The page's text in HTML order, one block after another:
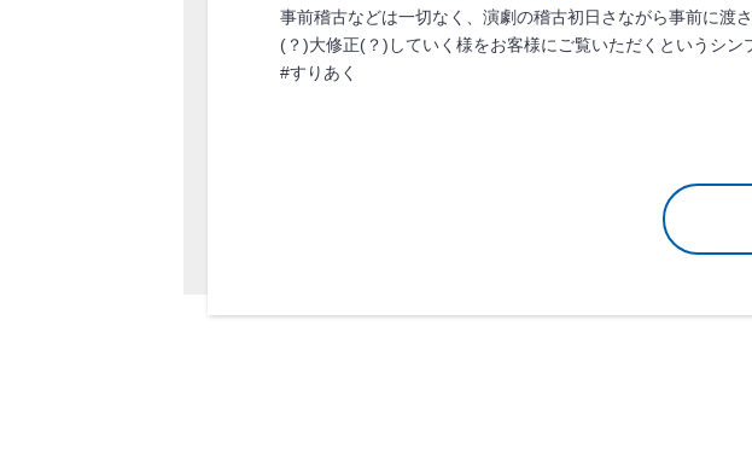
事前稽古などは一切なく、演劇の稽古初日さながら事前に渡
(？)大修正(？)していく様をお客様にご覧いただくというシ
#すりあく